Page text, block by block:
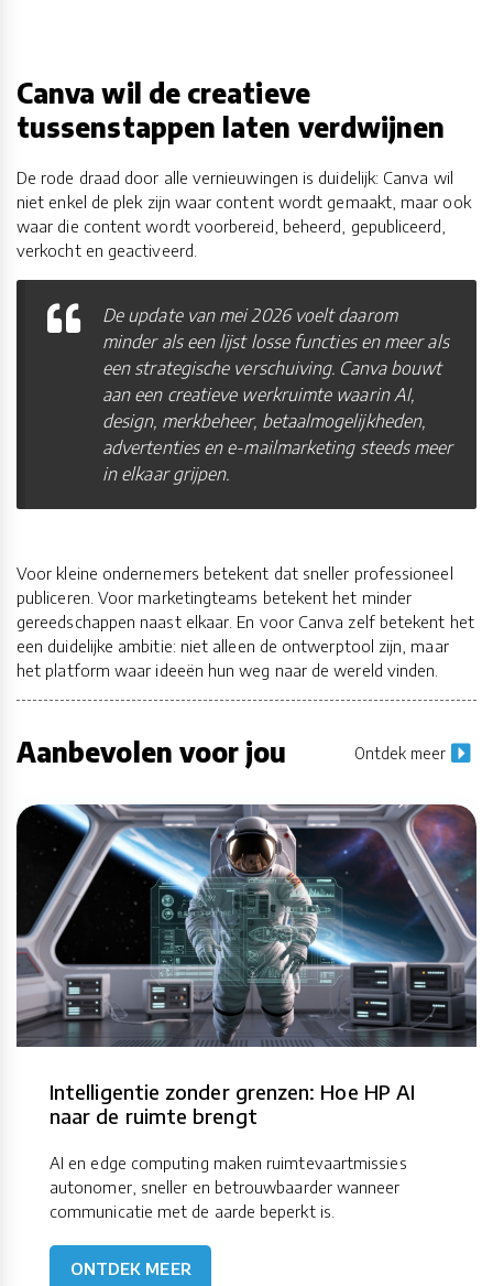
Canva wil de creatieve
tussenstappen laten verdwijnen
De rode draad door alle vernieuwingen is duidelijk: Canva wil
niet enkel de plek zijn waar content wordt gemaakt, maar ook
waar die content wordt voorbereid, beheerd, gepubliceerd,
verkocht en geactiveerd.
De update van mei 2026 voelt daarom
minder als een lijst losse functies en meer als
een strategische verschuiving. Canva bouwt
aan een creatieve werkruimte waarin AI,
design, merkbeheer, betaalmogelijkheden,
advertenties en e-mailmarketing steeds meer
in elkaar grijpen.
Voor kleine ondernemers betekent dat sneller professioneel
publiceren. Voor marketingteams betekent het minder
gereedschappen naast elkaar. En voor Canva zelf betekent het
een duidelijke ambitie: niet alleen de ontwerptool zijn, maar
het platform waar ideeën hun weg naar de wereld vinden.
Aanbevolen voor jou Ontdek meer
Intelligentie zonder grenzen: Hoe HP AI
naar de ruimte brengt
AI en edge computing maken ruimtevaartmissies
autonomer, sneller en betrouwbaarder wanneer
communicatie met de aarde beperkt is.
ONTDEK MEER